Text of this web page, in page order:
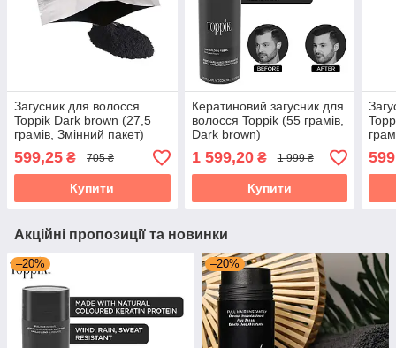
Загусник для волосся
Toppik Dark brown (27,5
грамів, Змінний пакет)
599,25 ₴ 705 ₴
Купити
Кератиновий загусник для
волосся Toppik (55 грамів,
Dark brown)
1 599,20₴ 1 999 ₴
Купити
Акційні пропозиції та новинки
–20% –20%